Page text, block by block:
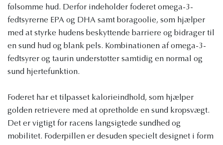
følsomme hud. Derfor indeholder foderet omega-3-
fedtsyrerne EPA og DHA samt boragoolie, som hjælper
med at styrke hudens beskyttende barriere og bidrager til
en sund hud og blank pels. Kombinationen af omega-3-
fedtsyrer og taurin understøtter samtidig en normal og
sund hjertefunktion.
Foderet har et tilpasset kalorieindhold, som hjælper
golden retrievere med at opretholde en sund kropsvægt.
Det er vigtigt for racens langsigtede sundhed og
mobilitet. Foderpillen er desuden specielt designet i form